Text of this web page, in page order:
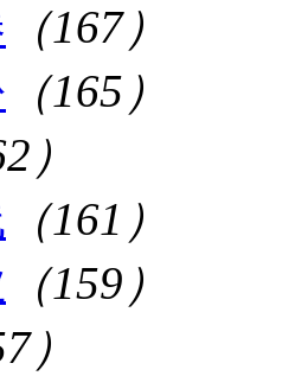
（167）
（165）
）
（161）
（159）
）